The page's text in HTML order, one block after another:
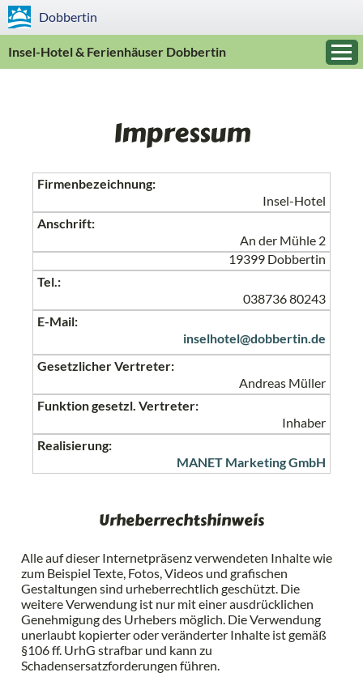
Dobbertin
Insel-Hotel & Ferienhäuser Dobbertin
Impressum
Firmen­bezeichnung:
Insel-Hotel
Anschrift:
An der Mühle 2
19399 Dobbertin
Tel.:
038736 80243
E-Mail:
inselhotel@dobbertin.de
Gesetzlicher Vertreter:
Andreas Müller
Funktion gesetzl. Vertreter:
Inhaber
Realisierung:
MANET Marketing GmbH
Urheber­rechtshinweis
Alle auf dieser Internetpräsenz verwendeten Inhalte wie
zum Beispiel Texte, Fotos, Videos und grafischen
Gestaltungen sind urheberrechtlich geschützt. Die
weitere Verwendung ist nur mit einer ausdrücklichen
Genehmigung des Urhebers möglich. Die Verwendung
unerlaubt kopierter oder veränderter Inhalte ist gemäß
§106 ff. UrhG strafbar und kann zu
Schadensersatzforderungen führen.